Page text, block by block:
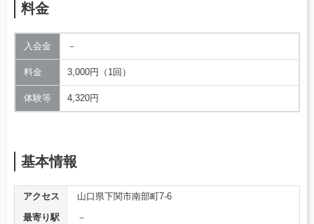
料金
入会金 －
料金 3,000円（1回）
体験等 4,320円
基本情報
アクセス
山口県下関市南部町7-6
最寄り駅
－